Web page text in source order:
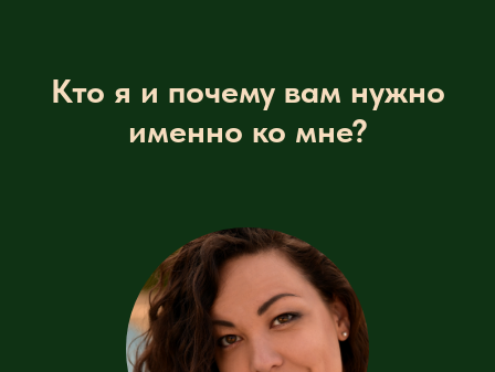
Кто я и почему вам нужно
именно ко мне?